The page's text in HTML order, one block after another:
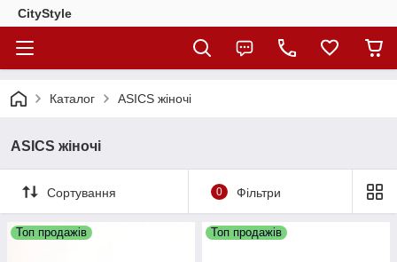
CityStylе
Каталог ASICS жіночі
ASICS жіночі
Сортування 0 Фільтри
Топ продажів Топ продажів